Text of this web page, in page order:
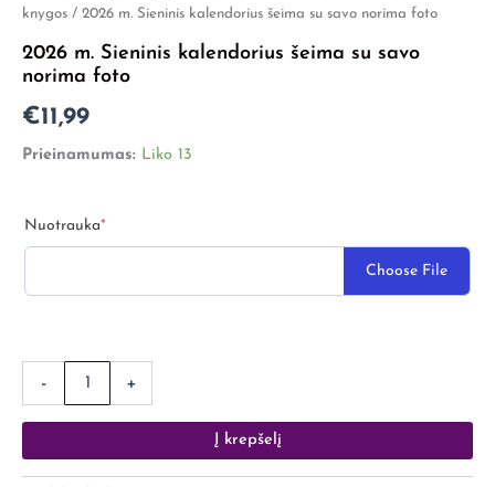
knygos / 2026 m. Sieninis kalendorius šeima su savo norima foto
2026 m. Sieninis kalendorius šeima su savo
norima foto
€11,99
Prieinamumas: Liko 13
Nuotrauka*
Choose File
-
kiekis:
m.
Sieninis
šeima
savo
+
Į krepšelį